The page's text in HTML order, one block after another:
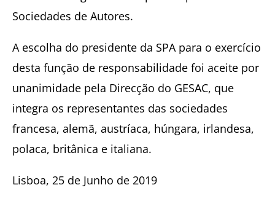
Sociedades de Autores.
A escolha do presidente da SPA para o exercício
desta função de responsabilidade foi aceite por
unanimidade pela Direcção do GESAC, que
integra os representantes das sociedades
francesa, alemã, austríaca, húngara, irlandesa,
polaca, britânica e italiana.
Lisboa, 25 de Junho de 2019